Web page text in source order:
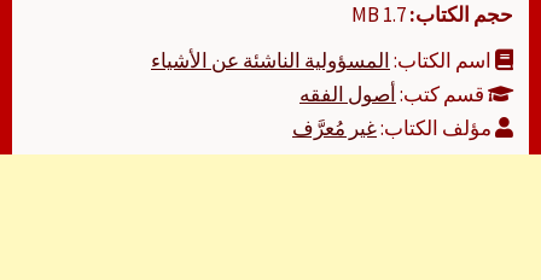
حجم الكتاب:
اسم الكتاب:المسؤولية الناشئة عن الأشياء
قسم كتب:أصول الفقه
مؤلف الكتاب:غير مُعرَّف